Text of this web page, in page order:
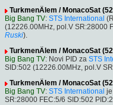
TurkmenÄlem / MonacoSat
Big Bang TV: STS International
(12226.00MHz, pol.V SR:28000
Ruski).
TurkmenÄlem / MonacoSat
Big Bang TV: Novi PID za STS
SID:502 (12226.00MHz, pol.V
TurkmenÄlem / MonacoSat
Big Bang TV: STS International
SR:28000 FEC:5/6 SID:502